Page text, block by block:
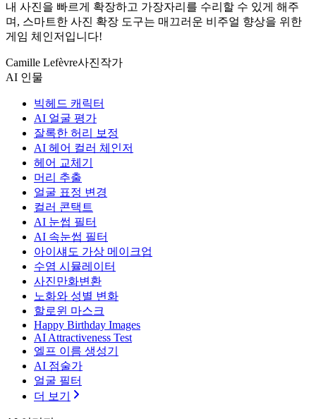
내 사진을 빠르게 확장하고 가장자리를 수리할 수 있게 해주
며, 스마트한 사진 확장 도구는 매끄러운 비주얼 향상을 위한
게임 체인저입니다!
Camille Lefèvre사진작가
AI 인물
빅헤드 캐릭터
AI 얼굴 평가
잘록한 허리 보정
AI 헤어 컬러 체인저
헤어 교체기
머리 추출
얼굴 표정 변경
컬러 콘택트
AI 눈썹 필터
AI 속눈썹 필터
아이섀도 가상 메이크업
수염 시뮬레이터
사진만화변환
노화와 성별 변화
할로윈 마스크
Happy Birthday Images
AI Attractiveness Test
엘프 이름 생성기
AI 점술가
얼굴 필터
더 보기